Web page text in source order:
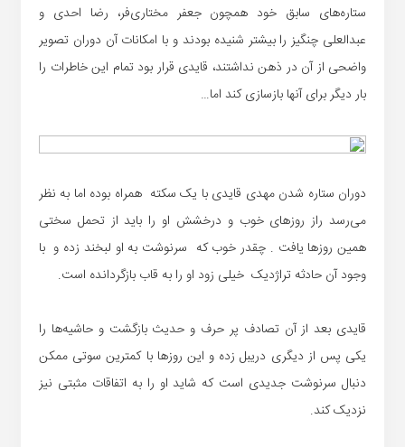
ستاره‌های سابق خود همچون جعفر مختاری‌فر، رضا احدی و
عبدالعلی چنگیز را بیشتر شنیده بودند و با امکانات آن دوران تصویر
واضحی از آن در ذهن نداشتند، قایدی قرار بود تمام این خاطرات را
بار دیگر برای آنها بازسازی کند اما…
دوران ستاره شدن مهدی قایدی با یک سکته همراه بوده اما به نظر
می‌رسد راز روزهای خوب و درخشش او را باید از تحمل سختی
همین روزها یافت . چقدر خوب که سرنوشت به او لبخند زده و با
وجود آن حادثه تراژدیک خیلی زود او را به قاب بازگردانده است.
قایدی بعد از آن تصادف پر حرف و حدیث بازگشت و حاشیه‌ها را
یکی پس از دیگری دریبل زده و این روزها با کمترین سوتی ممکن
دنبال سرنوشت جدیدی است که شاید او را به اتفاقات مثبتی نیز
نزدیک کند.